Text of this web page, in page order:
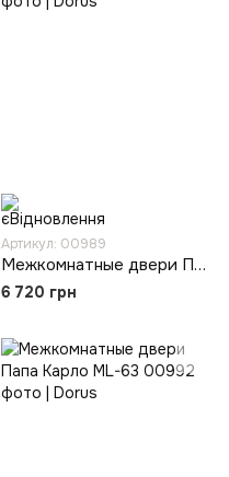
Артикул: 00989
Межкомнатные двери Папа Карло ML-60
6 720 грн